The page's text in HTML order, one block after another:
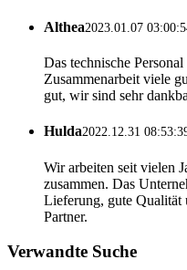
Althea2023.01.07
Das technische
Zusammenarbeit viele
gut, wir sind sehr
Hulda2022.12.31
Wir arbeiten seit vielen
zusammen. Das
Lieferung, gute Qualität
Partner.
Verwandte Suche